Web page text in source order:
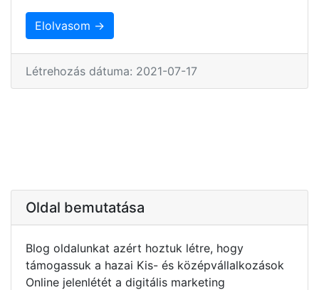
Elolvasom →
Létrehozás dátuma: 2021-07-17
Oldal bemutatása
Blog oldalunkat azért hoztuk létre, hogy
támogassuk a hazai Kis- és középvállalkozások
Online jelenlétét a digitális marketing